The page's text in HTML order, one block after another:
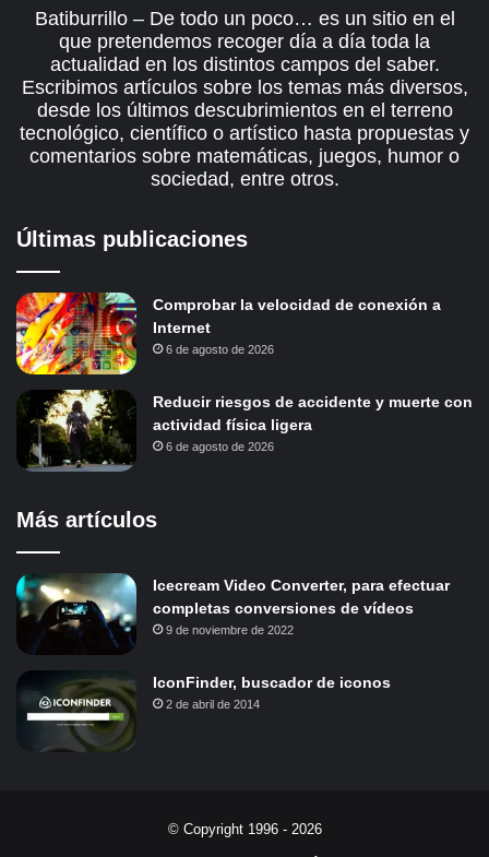
Batiburrillo – De todo un poco… es un sitio en el
que pretendemos recoger día a día toda la
actualidad en los distintos campos del saber.
Escribimos artículos sobre los temas más diversos,
desde los últimos descubrimientos en el terreno
tecnológico, científico o artístico hasta propuestas y
comentarios sobre matemáticas, juegos, humor o
sociedad, entre otros.
Últimas publicaciones
Comprobar la velocidad de conexión a
Internet
6 de agosto de 2026
Reducir riesgos de accidente y muerte con
actividad física ligera
6 de agosto de 2026
Más artículos
Icecream Video Converter, para efectuar
completas conversiones de vídeos
9 de noviembre de 2022
IconFinder, buscador de iconos
2 de abril de 2014
© Copyright 1996 - 2026